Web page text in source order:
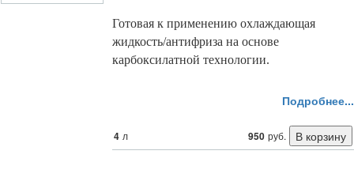
Готовая к применению охлаждающая
жидкость/антифриза на основе
карбоксилатной технологии.
Подробнее...
4 л 950 руб.